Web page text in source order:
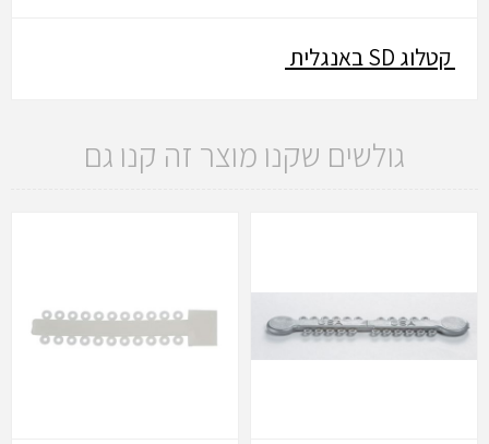
קטלוג SD באנגלית
גולשים שקנו מוצר זה קנו גם